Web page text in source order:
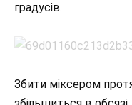
градусів.
Збити міксером